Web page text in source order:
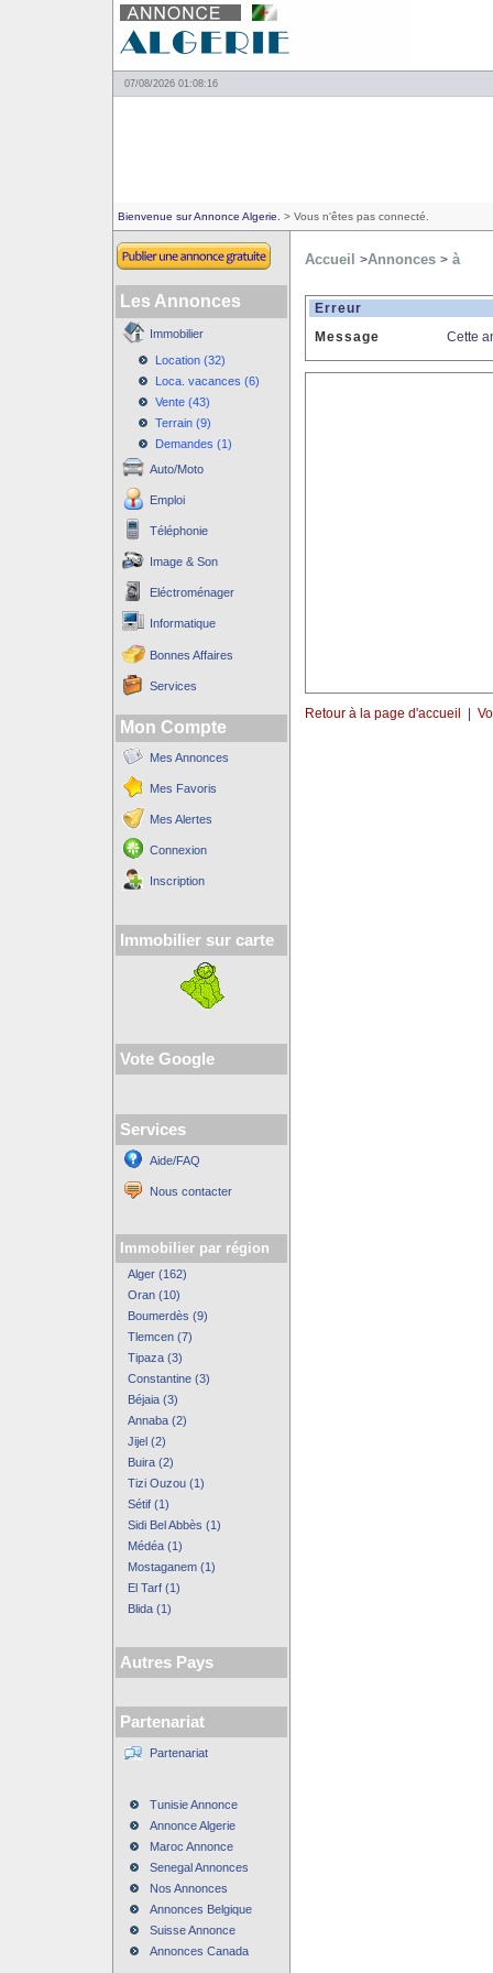
07/08/2026 01:08:16
Bienvenue sur Annonce Algerie. > Vous n'êtes pas connecté.
Les Annonces
Immobilier
Location (32)
Loca. vacances (6)
Vente (43)
Terrain (9)
Demandes (1)
Auto/Moto
Emploi
Téléphonie
Image & Son
Eléctroménager
Informatique
Bonnes Affaires
Services
Mon Compte
Mes Annonces
Mes Favoris
Mes Alertes
Connexion
Inscription
Immobilier sur carte
Vote Google
Services
Aide/FAQ
Nous contacter
Immobilier par région
Alger (162)
Oran (10)
Boumerdès (9)
Tlemcen (7)
Tipaza (3)
Constantine (3)
Béjaia (3)
Annaba (2)
Jijel (2)
Buira (2)
Tizi Ouzou (1)
Sétif (1)
Sidi Bel Abbès (1)
Médéa (1)
Mostaganem (1)
El Tarf (1)
Blida (1)
Autres Pays
Partenariat
Partenariat
Tunisie Annonce
Annonce Algerie
Maroc Annonce
Senegal Annonces
Nos Annonces
Annonces Belgique
Suisse Annonce
Annonces Canada
Accueil >Annonces >à
Erreur
Message
Cette
Retour à la page d'accueil